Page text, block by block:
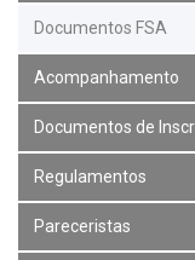
Documentos FSA
Acompanhamento
Documentos de
Regulamentos
Pareceristas